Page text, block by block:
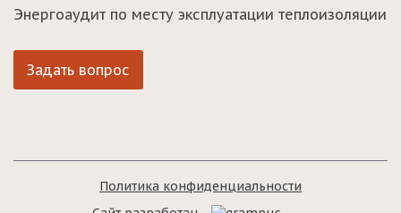
Энергоаудит по месту эксплуатации теплоизоляции
Задать вопрос
Политика конфиденциальности